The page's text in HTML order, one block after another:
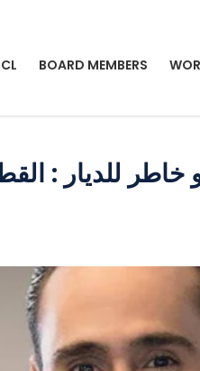
BOARD MEMBERS
خاطر للديار :